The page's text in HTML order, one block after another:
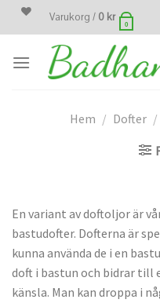
Skip
Varukorg / 0 kr
0
Hem / Dofter /
En variant av doftoljor är
bastudofter. Dofterna är
kunna använda de i en
doft i bastun och bidrar till
känsla. Man kan droppa i